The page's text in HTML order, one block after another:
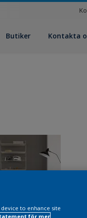
Butiker Kontakta
to enhance site
för mer